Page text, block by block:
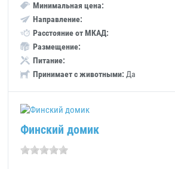
Минимальная цена:
Направление:
Расстояние от МКАД:
Размещение:
Питание:
Принимает с животными: Да
Финский домик